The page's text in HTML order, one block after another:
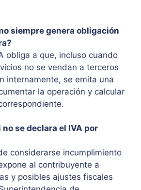
siempre genera obligación
obliga a que, incluso cuando
no se vendan a terceros
internamente, se emita una
la operación y calcular
se declara el IVA por
considerarse incumplimiento
al contribuyente a
y posibles ajustes fiscales